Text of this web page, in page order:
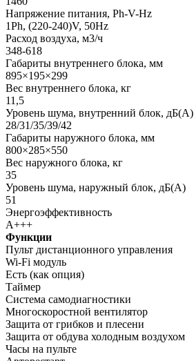
Напряжение питания, Ph-V-Hz
1Ph, (220-240)V, 50Hz
Расход воздуха, м3/ч
348-618
Габариты внутреннего блока, мм
895×195×299
Вес внутреннего блока, кг
11,5
Уровень шума, внутренний блок, дБ(А)
28/31/35/39/42
Габариты наружного блока, мм
800×285×550
Вес наружного блока, кг
35
Уровень шума, наружный блок, дБ(А)
51
Энергоэффективность
А+++
Функции
Пульт дистанционного управления
Wi-Fi модуль
Есть (как опция)
Таймер
Система самодиагностики
Многоскоростной вентилятор
Защита от грибков и плесени
Защита от обдува холодным воздухом
Часы на пульте